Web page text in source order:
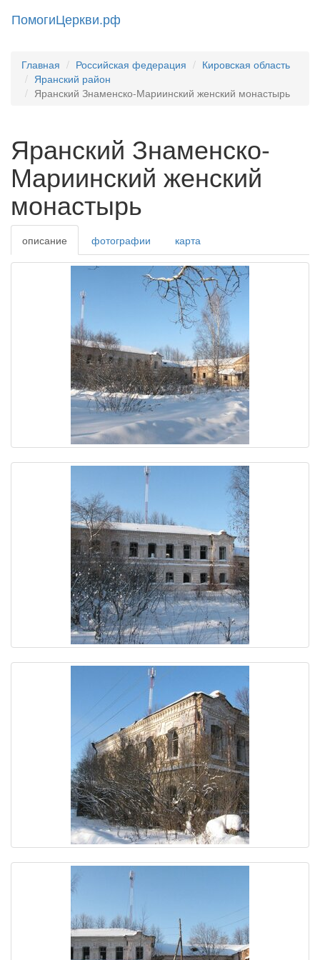
ПомогиЦеркви.рф
Главная Российская федерация
Кировская область
Яранский район
Яранский Знаменско-Мариинский женский монастырь
Яранский Знаменско-
Мариинский женский
монастырь
описание фотографии карта